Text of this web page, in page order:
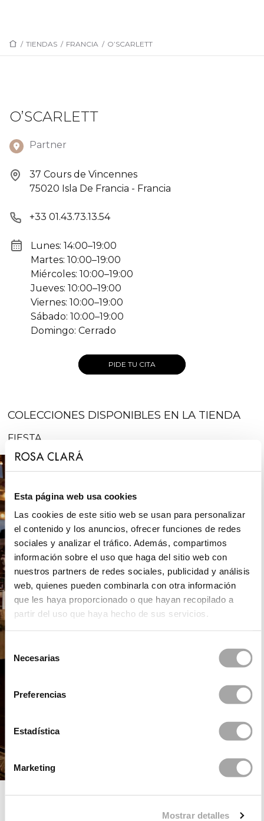
Esta página web usa cookies
Las cookies de este sitio web se usan para personalizar
el contenido y los anuncios, ofrecer funciones de redes
sociales y analizar el tráfico. Además, compartimos
información sobre el uso que haga del sitio web con
nuestros partners de redes sociales, publicidad y análisis
web, quienes pueden combinarla con otra información
que les haya proporcionado o que hayan recopilado a
partir del uso que haya hecho de sus servicios.
de Necesarias
Preferencias
Estadística
Marketing
Mostrar detalles
/ TIENDAS / FRANCIA / O’SCARLETT
O’SCARLETT
Partner
37 Cours de Vincennes
75020 Isla De Francia - Francia
+33 01.43.73.13.54
Lunes: 14:00–19:00
Martes: 10:00–19:00
Miércoles: 10:00–19:00
Jueves: 10:00–19:00
Viernes: 10:00–19:00
Sábado: 10:00–19:00
Domingo: Cerrado
PIDE TU CITA
COLECCIONES DISPONIBLES EN LA TIENDA
FIESTA